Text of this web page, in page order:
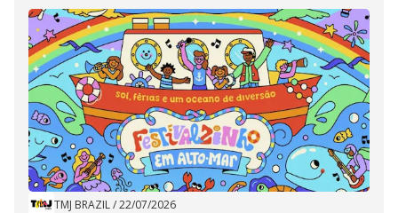
TMJ BRAZIL/22/07/2026